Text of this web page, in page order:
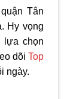
Tân
Hy vọng
lựa chọn
dõi Top
ngày.